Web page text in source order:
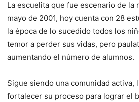
La escuelita que fue escenario de la
mayo de 2001, hoy cuenta con 28
la época de lo sucedido todos los
temor a perder sus vidas, pero
aumentando el número de alumnos.
Sigue siendo una comunidad activa,
fortalecer su proceso para lograr el